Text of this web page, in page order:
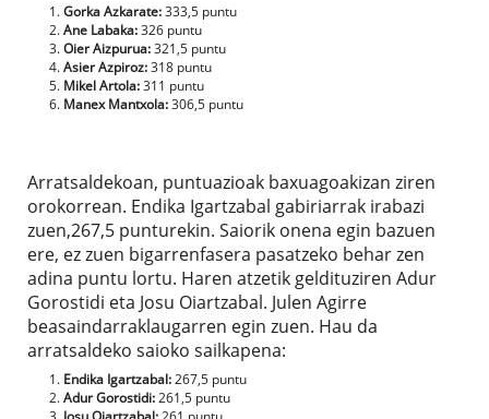
Gorka Azkarate:333,5 puntu
Ane Labaka:326 puntu
Oier Aizpurua:321,5 puntu
Asier Azpiroz:318 puntu
Mikel Artola:311 puntu
Manex Mantxola:306,5 puntu
Arratsaldekoan, puntuazioak baxuagoakizan ziren
orokorrean. Endika Igartzabal gabiriarrak irabazi
zuen,267,5 punturekin. Saiorik onena egin bazuen
ere, ez zuen bigarrenfasera pasatzeko behar zen
adina puntu lortu. Haren atzetik geldituziren Adur
Gorostidi eta Josu Oiartzabal. Julen Agirre
beasaindarraklaugarren egin zuen. Hau da
arratsaldeko saioko sailkapena:
Endika Igartzabal:267,5 puntu
Adur Gorostidi:261,5 puntu